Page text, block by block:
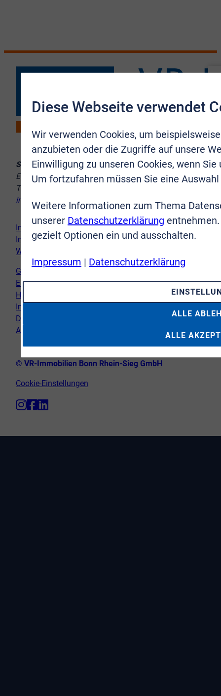
Sie erreichen uns:
Europaplatz 10–12, 53721 Siegburg
Telefon:
info@vr-immobilien-brs.de
Immobilie verkaufen
Immobilie kaufen
Wir vor Ort
Genderhinweis
Erklärung zur Barrierefreiheit
Hinweispflicht Newsletter
Impressum
Datenschutz
AGB
© VR-Immobilien Bonn Rhein-Sieg GmbH
Cookie-Einstellungen
Diese Webseite verwendet
Wir verwenden Cookies, um
anzubieten oder die Zugriffe auf unsere
Einwilligung zu unseren Cookies, wenn
Um fortzufahren müssen Sie eine
Weitere Informationen zum Thema
unserer Datenschutzerklärung
gezielt Optionen ein und ausschalten.
Impressum | Datenschutzerklärung
ALLE
ALLE